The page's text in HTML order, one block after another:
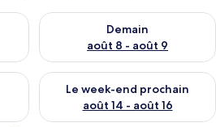
ce soir août 7 - août 8
Demain
août 8 - août 9
Vérifier la disponibilité pour
ce week-end août 7 - août 9
Le week-end prochain
août 14 - août 16
Vérifier la disponibilité pour